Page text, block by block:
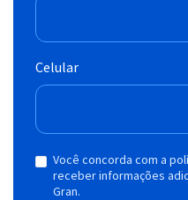
Celular
Você concorda com a
receber informações
Gran.